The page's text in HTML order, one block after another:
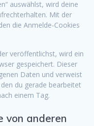
auswählst, wird deine
Mit der
die Anmelde-Cookies
veröffentlichst, wird ein
gespeichert. Dieser
Daten und verweist
du gerade bearbeitet
einem Tag.
von anderen